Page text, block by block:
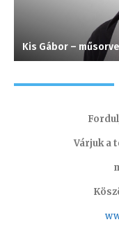
Kis Gábor –
Várjuk a